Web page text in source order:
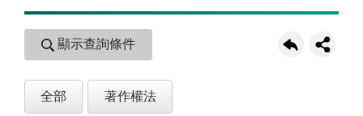
顯示查詢條件
全部 著作權法